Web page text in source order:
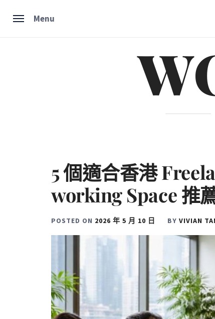
Menu
5 個適合香港
working Space 推
POSTED ON 2026 年 5 月 10 日 BY VIVIAN